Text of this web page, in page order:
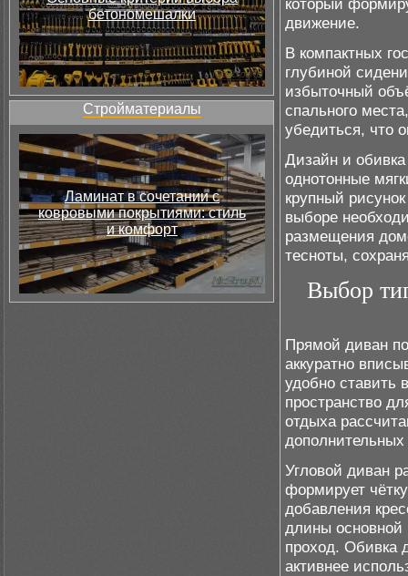
бетономешалки
Стройматериалы
Ламинат в сочетании с
ковровыми покрытиями: стиль
и комфорт
который
движение.
В компактных
глубиной
избыточный
спального
убедиться, что
Дизайн и
однотонные
крупный
выборе
размещения
тесноты,
Выбор
Прямой диван
аккуратно
удобно ставить
пространство
отдыха
Угловой диван
формирует
добавления
длины основной
проход. Обивка
активнее